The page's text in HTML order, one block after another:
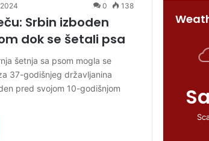
0 138
Srbin izboden
dok se šetali psa
šetnja sa psom mogla se
37-godišnjeg državljanina
pred svojom 10-godišnjom